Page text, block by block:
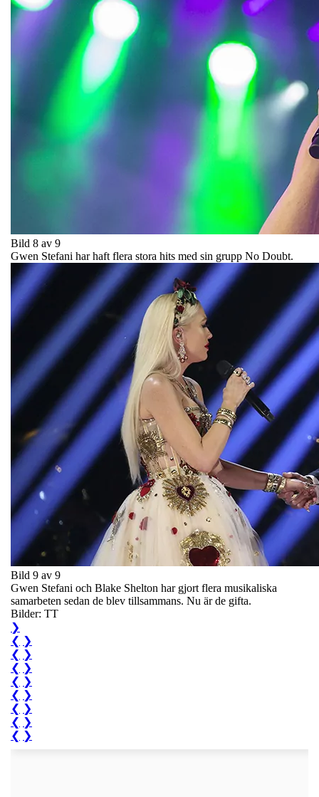
Bild 8 av 9
Gwen Stefani har haft flera stora hits med sin grupp No Doubt.
Bild 9 av 9
Gwen Stefani och Blake Shelton har gjort flera musikaliska
samarbeten sedan de blev tillsammans. Nu är de gifta.
Bilder: TT
❯
❮ ❯
❮ ❯
❮ ❯
❮ ❯
❮ ❯
❮ ❯
❮ ❯
❮ ❯